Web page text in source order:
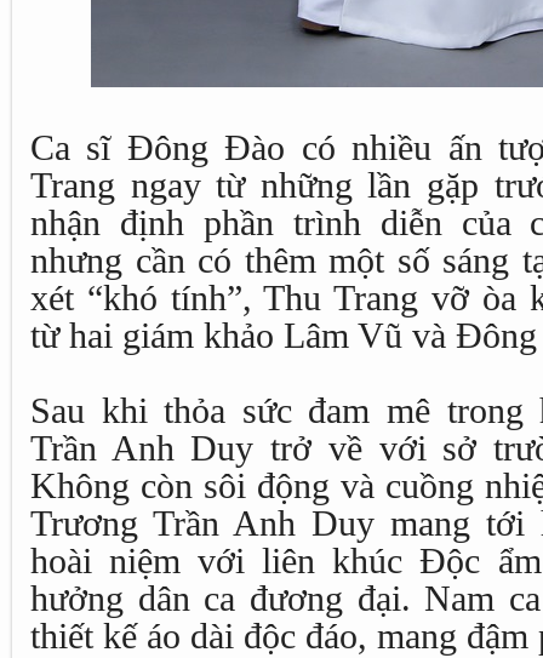
Ca sĩ Đông Đào có nhiều ấn
Trang ngay từ những lần gặp
nhận định phần trình diễn của
nhưng cần có thêm một số sáng
xét “khó tính”, Thu Trang vỡ òa
từ hai giám khảo Lâm Vũ và
Sau khi thỏa sức đam mê
Trần Anh Duy trở về với sở
Không còn sôi động và cuồng
Trương Trần Anh Duy mang tới
hoài niệm với liên khúc Độc
hưởng dân ca đương đại. Nam
thiết kế áo dài độc đáo, mang đậm